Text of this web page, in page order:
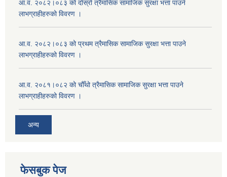
आ.व. २०८२।०८३ को दोस्रो त्रैमासिक सामाजिक सुरक्षा भत्ता पाउने
लाभग्राहीहरुको विवरण ।
आ.व. २०८२।०८३ को प्रथम त्रैमासिक सामाजिक सुरक्षा भत्ता पाउने
लाभग्राहीहरुको विवरण ।
आ.व. २०८१।०८२ को चौँथो त्रैमासिक सामाजिक सुरक्षा भत्ता पाउने
लाभग्राहीहरुको विवरण ।
अन्य
फेसबुक पेज